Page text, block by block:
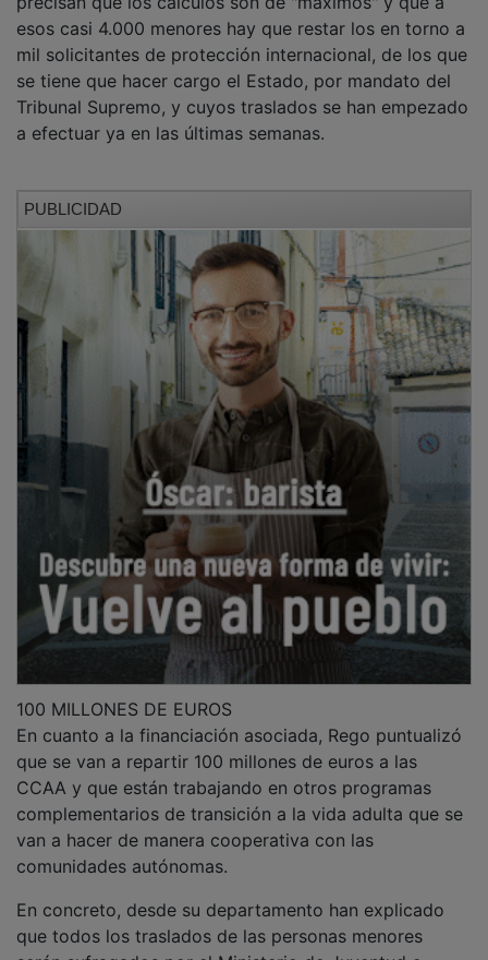
esos casi 4.000 menores hay que restar los en torno a
mil solicitantes de protección internacional, de los que
se tiene que hacer cargo el Estado, por mandato del
Tribunal Supremo, y cuyos traslados se han empezado
a efectuar ya en las últimas semanas.
En cuanto a la financiación asociada, Rego puntualizó
que se van a repartir 100 millones de euros a las
CCAA y que están trabajando en otros programas
complementarios de transición a la vida adulta que se
van a hacer de manera cooperativa con las
comunidades autónomas.
que todos los traslados de las personas menores
serán sufragados por el Ministerio de Juventud e